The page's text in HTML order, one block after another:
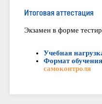
Итоговая аттестация
Экзамен в форме
Учебная
Формат обучения
самоконтроля